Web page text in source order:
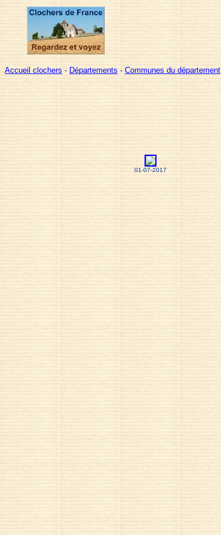
Accueil clochers - Départements - Communes du département
01-07-2017